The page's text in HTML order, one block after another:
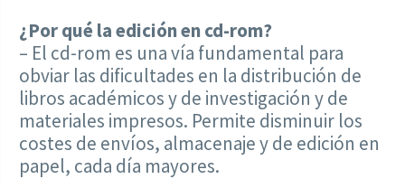
¿Por qué la edición en cd-rom?
– El cd-rom es una vía fundamental para
obviar las dificultades en la distribución de
libros académicos y de investigación y de
materiales impresos. Permite disminuir los
costes de envíos, almacenaje y de edición en
papel, cada día mayores.